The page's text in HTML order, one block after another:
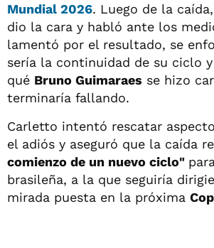
Mundial 2026. Luego de la caída,
dio la cara y habló ante los
lamentó por el resultado, se
sería la continuidad de su ciclo
qué Bruno Guimaraes se hizo
terminaría fallando.
Carletto intentó rescatar
el adiós y aseguró que la caída
comienzo de un nuevo ciclo"
brasileña, a la que seguiría
mirada puesta en la próxima